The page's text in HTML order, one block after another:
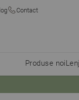
Contact
Produse noi